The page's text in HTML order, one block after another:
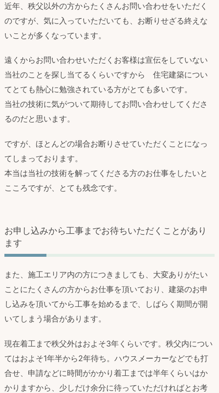
近年、秩父以外の方からたくさんお問い合わせをいただく
のですが、気に入っていただいても、お断りせざる終えな
いことが多くなっています。
遠くからお問い合わせいただくお客様は宣伝をしていない
当社のことを探し当てるくらいですから 住宅建築につい
てとても熱心に勉強されている方がとても多いです。
当社の技術に気がついて期待してお問い合わせしてくださ
るのだと思います。
ですが、ほとんどの場合お断りさせていただくことになっ
てしまっております。
本当は当社の技術を解ってくださる方のお仕事をしたいと
こころですが、とても残念です。
お申し込みから工事までお待ちいただくことがあり
ます
また、施工エリア内の方につきましても、大変ありがたい
ことにたくさんの方からお仕事を頂いており、建築のお申
し込みを頂いてから工事を始めるまで、しばらく期間が開
いてしまう場合があります。
現在着工まで秩父外はおよそ3年くらいです。秩父内につい
てはおよそ1年半から2年待ち。ハウスメーカーなどでも打
合せ、申請などに時間がかかり着工までは半年くらいはか
かりますから、少しだけ余分に待っていただければとお考